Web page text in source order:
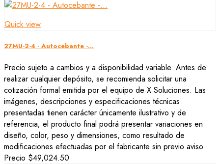
Quick view
27MU-2-4 - Autocebante -...
Precio sujeto a cambios y a disponibilidad variable. Antes de
realizar cualquier depósito, se recomienda solicitar una
cotización formal emitida por el equipo de X Soluciones. Las
imágenes, descripciones y especificaciones técnicas
presentadas tienen carácter únicamente ilustrativo y de
referencia; el producto final podrá presentar variaciones en
diseño, color, peso y dimensiones, como resultado de
modificaciones efectuadas por el fabricante sin previo aviso.
Precio $49,024.50